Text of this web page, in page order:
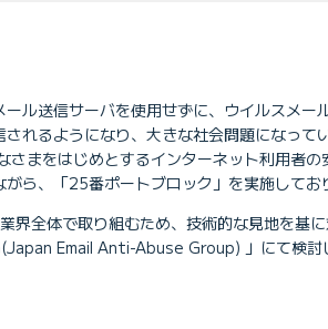
ル送信サーバを使用せずに、ウイルスメー
れるようになり、大きな社会問題になって
さまをはじめとするインターネット利用者
ら、「25番ポートブロック」を実施してお
界全体で取り組むため、技術的な見地を基
Email Anti-Abuse Group) 」にて検討